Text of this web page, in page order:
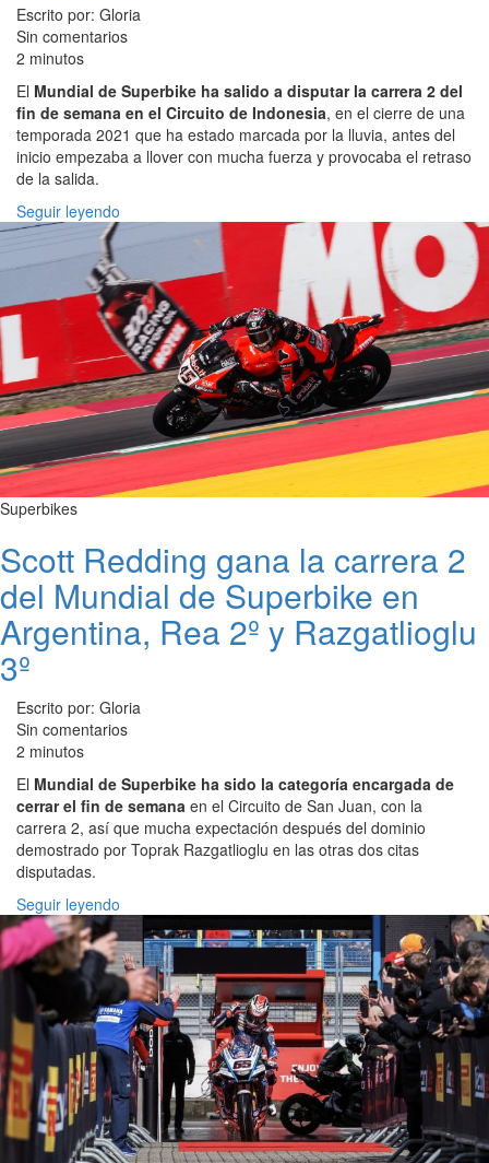
Escrito por: Gloria
Sin comentarios
2 minutos
El Mundial de Superbike ha salido a disputar la carrera 2 del
fin de semana en el Circuito de Indonesia, en el cierre de una
temporada 2021 que ha estado marcada por la lluvia, antes del
inicio empezaba a llover con mucha fuerza y provocaba el retraso
de la salida.
Seguir leyendo
Superbikes
Scott Redding gana la carrera 2
del Mundial de Superbike en
Argentina, Rea 2º y Razgatlioglu
3º
Escrito por: Gloria
Sin comentarios
2 minutos
El Mundial de Superbike ha sido la categoría encargada de
cerrar el fin de semana en el Circuito de San Juan, con la
carrera 2, así que mucha expectación después del dominio
demostrado por Toprak Razgatlioglu en las otras dos citas
disputadas.
Seguir leyendo